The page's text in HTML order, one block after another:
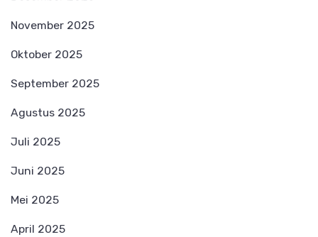
November 2025
Oktober 2025
September 2025
Agustus 2025
Juli 2025
Juni 2025
Mei 2025
April 2025